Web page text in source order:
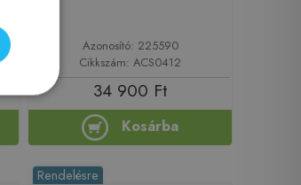
Azonosító: 225590
Cikkszám: ACS0412
34 900 Ft
Kosárba
Rendelésre